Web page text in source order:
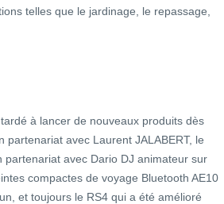
telles que le jardinage, le repassage,
à lancer de nouveaux produits dès
partenariat avec Laurent JALABERT, le
avec Dario DJ animateur sur
compactes de voyage Bluetooth AE10
et toujours le RS4 qui a été amélioré